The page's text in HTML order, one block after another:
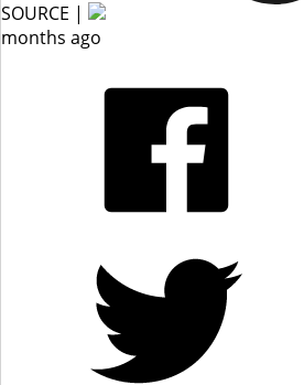
SOURCE |
months ago